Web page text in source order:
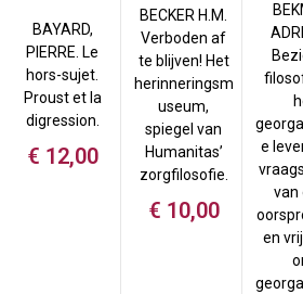
BAYARD,
PIERRE. Le
hors-sujet.
Proust et la
digression.
€ 12,00
BECKER H.M.
Verboden af
te blijven! Het
herinneringsm
useum,
spiegel van
Humanitas’
zorgfilosofie.
€ 10,00
e
van
en